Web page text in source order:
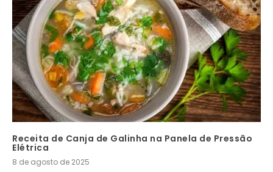
Receita de Canja de Galinha na Panela de Pressão
Elétrica
8 de agosto de 2025